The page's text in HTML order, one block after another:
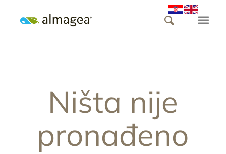
Ništa nije
pronađeno